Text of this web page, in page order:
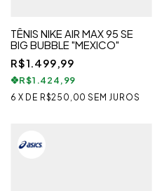
TÊNIS NIKE AIR MAX 95 SE
BIG BUBBLE "MEXICO"
R$1.499,99
R$1.424,99
6 X DE R$250,00 SEM JUROS